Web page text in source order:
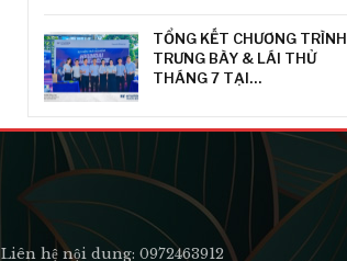
TỔNG KẾT CHƯƠNG TRÌNH
TRƯNG BÀY & LÁI THỬ
THÁNG 7 TẠI…
Liên hệ nội dung: 0972463912